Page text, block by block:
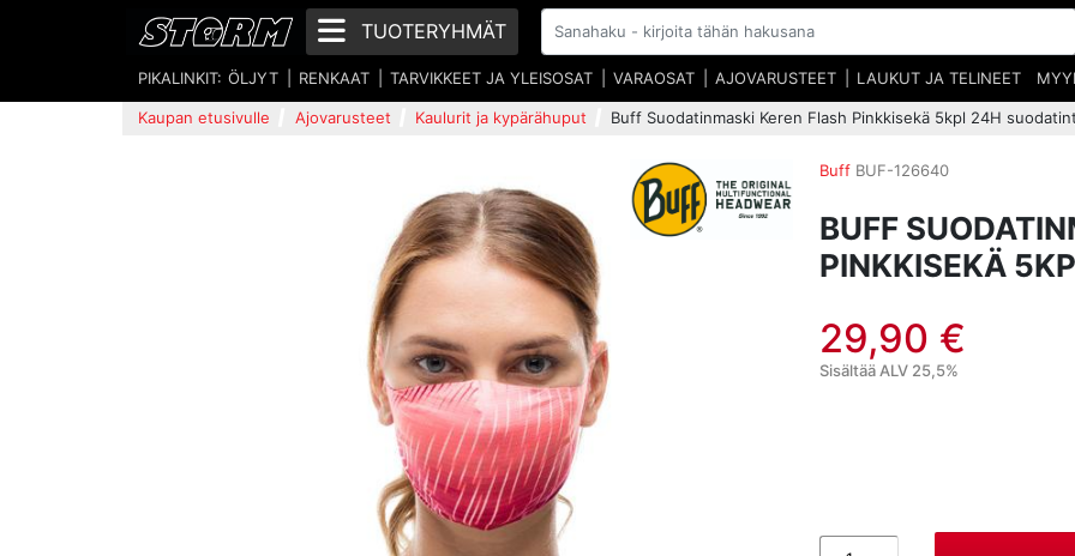
TUOTERYHMÄT
PIKALINKIT: ÖLJYT RENKAAT TARVIKKEET JA YLEISOSAT VARAOSAT AJOVARUSTEET LAUKUT JA TELINEET
Kaupan etusivulle Ajovarusteet Kaulurit ja kypärähuput Buff Suodatinmaski Keren Flash Pinkkisekä 5kpl 24H
Buff BUF-126640
BUFF
PINKKISEKÄ
29,90 €
Sisältää ALV 25,5%